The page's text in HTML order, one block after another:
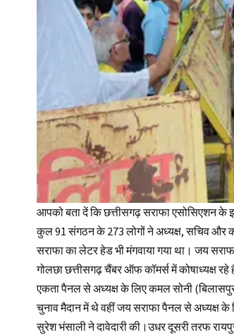
आपको बता दें कि छत्तीसगढ़ सराफा एसोसिएशन के
कुल 91 संगठन के 273 लोगों ने अध्यक्ष, सचिव और
सराफा का लेटर हेड भी मंगवाया गया था। जय
गोलछा छत्तीसगढ़ चैंबर ऑफ कॉमर्स में कोषाध्यक्ष
एकता पैनल से अध्यक्ष के लिए कमल सोनी
चुनाव मैदान में थे वहीं जय सराफा पैनल से अध्यक्ष के
सुरेश भंसाली ने दावेदारी की।उधर दूसरी तरफ